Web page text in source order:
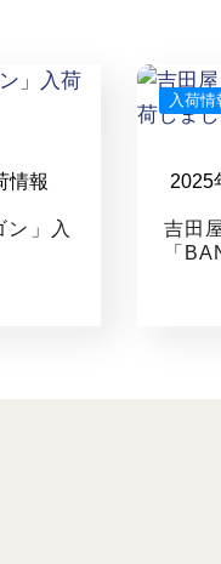
情報
ン」入
入荷情
2025
吉田
「